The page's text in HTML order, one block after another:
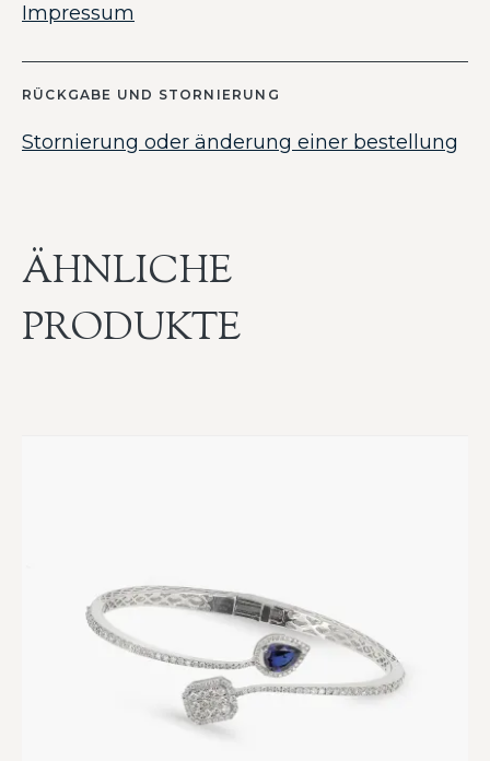
Impressum
RÜCKGABE UND STORNIERUNG
Stornierung oder änderung einer bestellung
ÄHNLICHE
PRODUKTE